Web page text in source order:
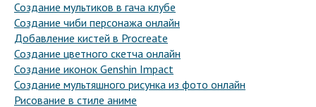
Создание мультиков в гача клубе
Создание чиби персонажа онлайн
Добавление кистей в Procreate
Создание цветного скетча онлайн
Создание иконок Genshin Impact
Создание мультяшного рисунка из фото онлайн
Рисование в стиле аниме